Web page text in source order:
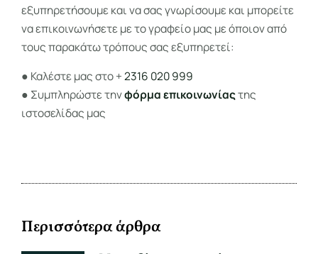
εξυπηρετήσουμε και να σας γνωρίσουμε και μπορείτε
να επικοινωνήσετε με το γραφείο μας με όποιον από
τους παρακάτω τρόπους σας εξυπηρετεί:
● Καλέστε μας στο +2316 020 999
● Συμπληρώστε τηνφόρμα επικοινωνίαςτης
ιστοσελίδας μας
Περισσότερα άρθρα